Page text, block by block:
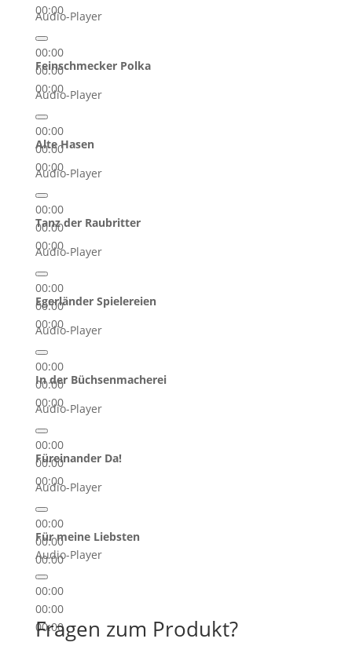
00:00
Audio-Player
00:00
00:00
00:00
Feinschmecker Polka
Audio-Player
00:00
00:00
00:00
Alte Hasen
Audio-Player
00:00
00:00
00:00
Tanz der Raubritter
Audio-Player
00:00
00:00
00:00
Egerländer Spielereien
Audio-Player
00:00
00:00
00:00
In der Büchsenmacherei
Audio-Player
00:00
00:00
00:00
Füreinander Da!
Audio-Player
00:00
00:00
00:00
Für meine Liebsten
Audio-Player
00:00
00:00
00:00
Fragen zum Produkt?